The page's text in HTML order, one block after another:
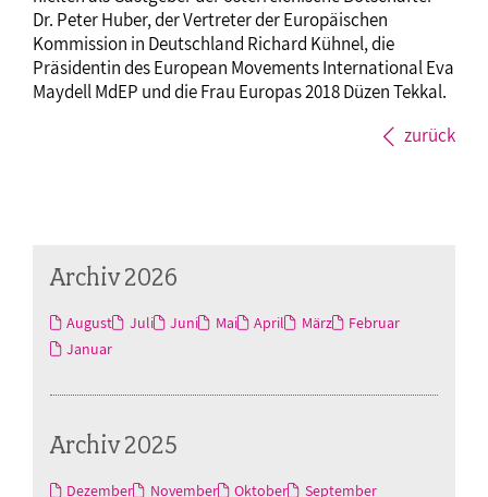
Dr. Peter Huber, der Vertreter der Europäischen
Kommission in Deutschland Richard Kühnel, die
Präsidentin des European Movements International Eva
Maydell MdEP und die Frau Europas 2018 Düzen Tekkal.
zurück
Archiv 2026
August Juli Juni Mai April März
Februar
Januar
Archiv 2025
Dezember November Oktober
September